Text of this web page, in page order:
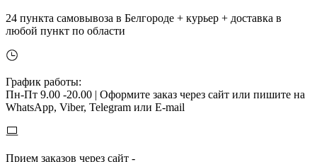
24 пункта самовывоза в Белгороде + курьер + доставка в
любой пункт по области
График работы:
Пн-Пт 9.00 -20.00 | Оформите заказ через сайт или пишите на
WhatsApp, Viber, Telegram или E-mail
Прием заказов через сайт -